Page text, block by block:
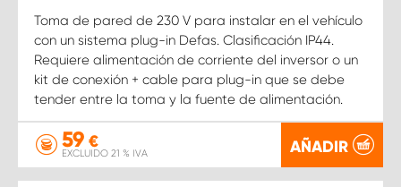
Toma de pared de 230 V para instalar en el vehículo
con un sistema plug-in Defas. Clasificación IP44.
Requiere alimentación de corriente del inversor o un
kit de conexión + cable para plug-in que se debe
tender entre la toma y la fuente de alimentación.
59 €
EXCLUIDO 21 % IVA AÑADIR